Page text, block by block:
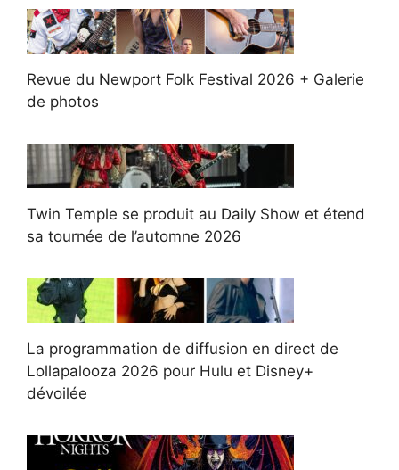
Revue du Newport Folk Festival 2026 + Galerie
de photos
Twin Temple se produit au Daily Show et étend
sa tournée de l’automne 2026
La programmation de diffusion en direct de
Lollapalooza 2026 pour Hulu et Disney+
dévoilée